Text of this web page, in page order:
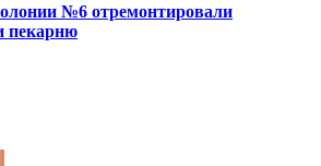
№6 отремонтировали
пекарню